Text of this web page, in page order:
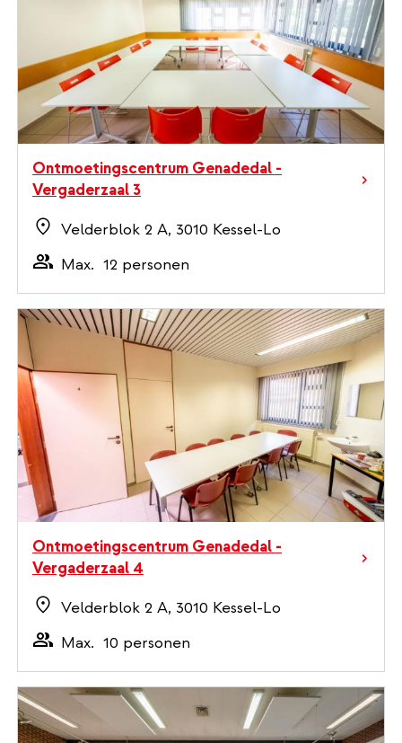
Ontmoetingscentrum Genadedal -
Vergaderzaal 3
Velderblok 2 A, 3010 Kessel-Lo
Max. 12 personen
Ontmoetingscentrum Genadedal -
Vergaderzaal 4
Velderblok 2 A, 3010 Kessel-Lo
Max. 10 personen